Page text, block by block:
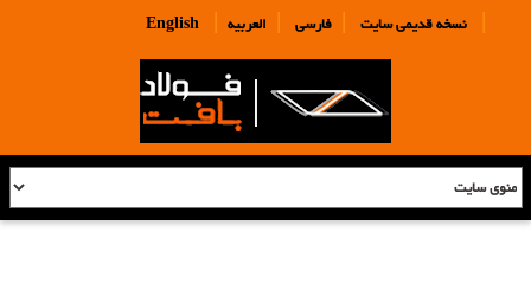
English | نسخه قدیمی سایت| فارسی| العربیه |